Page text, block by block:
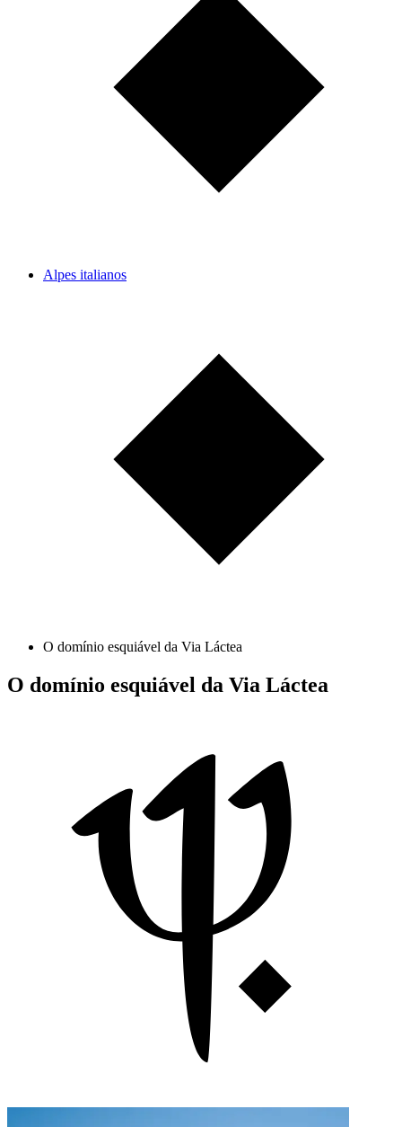
Alpes italianos
O domínio esquiável da Via Láctea
O domínio esquiável da Via Láctea